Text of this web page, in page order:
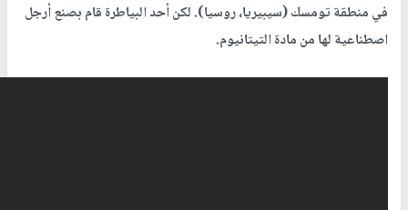
في منطقة تومسك (سيبيريا، روسيا). لكن أحد البياطرة قام بصنع أرجل
اصطناعية لها من مادة التيتانيوم.